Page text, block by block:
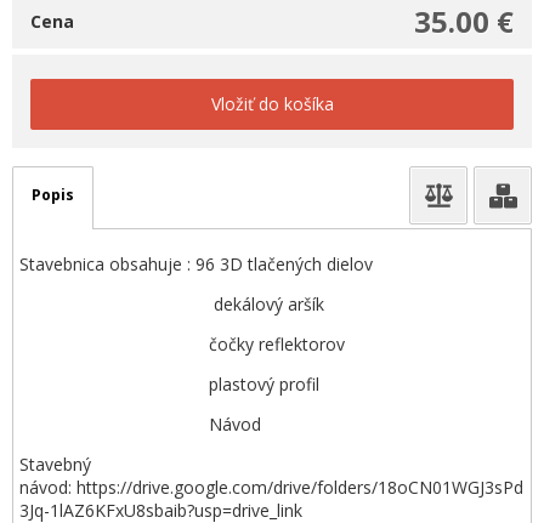
35.00 €
Cena
Vložiť do košíka
Popis
Stavebnica obsahuje : 96 3D tlačených dielov
dekálový aršík
čočky reflektorov
plastový profil
Návod
Stavebný
návod: https://drive.google.com/drive/folders/18oCN01WGJ3sPd
3Jq-1lAZ6KFxU8sbaib?usp=drive_link